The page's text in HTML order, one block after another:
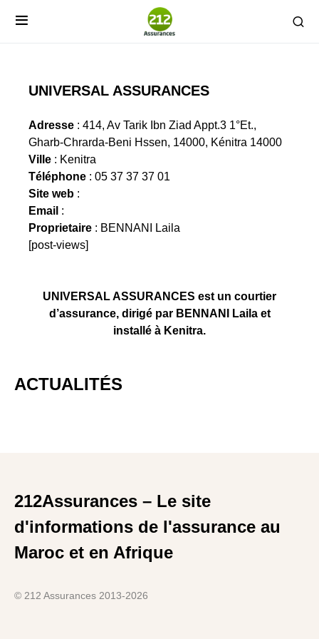
UNIVERSAL ASSURANCES
Adresse : 414, Av Tarik Ibn Ziad Appt.3 1°Et.,
Gharb-Chrarda-Beni Hssen, 14000, Kénitra 14000
Ville : Kenitra
Téléphone : 05 37 37 37 01
Site web :
Email :
Proprietaire : BENNANI Laila
[post-views]
UNIVERSAL ASSURANCES est un courtier
d’assurance, dirigé par BENNANI Laila et
installé à Kenitra.
ACTUALITÉS
212Assurances – Le site
d'informations de l'assurance au
Maroc et en Afrique
© 212 Assurances 2013-2026